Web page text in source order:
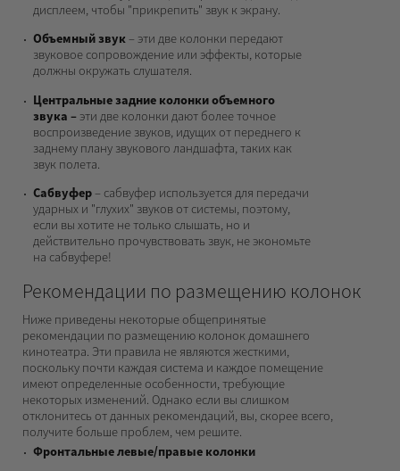
дисплеем, чтобы "прикрепить" звук к экрану.
Объемный звук – эти две колонки передают
звуковое сопровождение или эффекты, которые
должны окружать слушателя.
Центральные задние колонки объемного
звука – эти две колонки дают более точное
воспроизведение звуков, идущих от переднего к
заднему плану звукового ландшафта, таких как
звук полета.
Сабвуфер – сабвуфер используется для передачи
ударных и "глухих" звуков от системы, поэтому,
если вы хотите не только слышать, но и
действительно прочувствовать звук, не экономьте
на сабвуфере!
Рекомендации по размещению колонок
Ниже приведены некоторые общепринятые
рекомендации по размещению колонок домашнего
кинотеатра. Эти правила не являются жесткими,
поскольку почти каждая система и каждое помещение
имеют определенные особенности, требующие
некоторых изменений. Однако если вы слишком
отклонитесь от данных рекомендаций, вы, скорее всего,
получите больше проблем, чем решите.
Фронтальные левые/правые колонки